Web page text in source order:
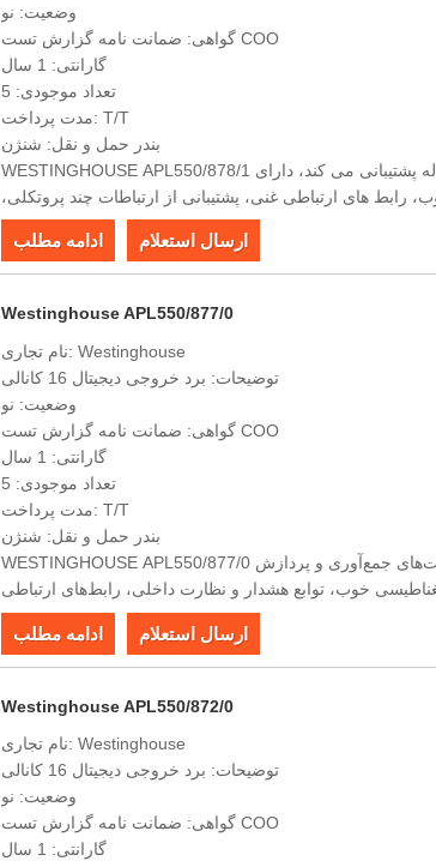
وضعیت: نو
گواهی: ضمانت نامه گزارش تست COO
گارانتی: 1 سال
تعداد موجودی: 5
مدت پرداخت: T/T
بندر حمل و نقل: شنژن
WESTINGHOUSE APL550/878/1 از ورودی و خروجی چند کاناله پشتیبانی می کند، دارای
رابط های ارتباطی غنی، پشتیبانی از ارتباطات چند پروتکلی،
ادامه مطلب ارسال استعلام
Westinghouse APL550/877/0
نام تجاری: Westinghouse
توضیحات: برد خروجی دیجیتال 16 کانالی
وضعیت: نو
گواهی: ضمانت نامه گزارش تست COO
گارانتی: 1 سال
تعداد موجودی: 5
مدت پرداخت: T/T
بندر حمل و نقل: شنژن
WESTINGHOUSE APL550/877/0 از ورودی و خروجی چند کاناله، قابلیت‌های جمع‌آوری و پردازش
خوب، توابع هشدار و نظارت داخلی، رابط‌های ارتباطی
تسهیل انتقال سیگنال، دارای دقت بالا پشتیبانی می‌کند. ،
ادامه مطلب ارسال استعلام
Westinghouse APL550/872/0
نام تجاری: Westinghouse
توضیحات: برد خروجی دیجیتال 16 کانالی
وضعیت: نو
گواهی: ضمانت نامه گزارش تست COO
گارانتی: 1 سال